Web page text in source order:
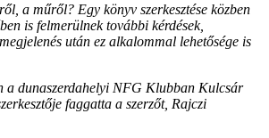
a műről? Egy könyv szerkesztése közben
is felmerülnek további kérdések,
után ez alkalommal lehetősége is
a dunaszerdahelyi NFG Klubban Kulcsár
faggatta a szerzőt, Rajczi